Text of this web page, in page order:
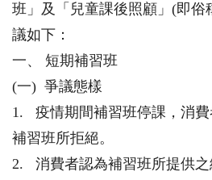
班」及「兒童課後照顧」(即俗
議如下：
一、 短期補習班
(一) 爭議態樣
1. 疫情期間補習班停課，消
補習班所拒絕。
2. 消費者認為補習班所提供之